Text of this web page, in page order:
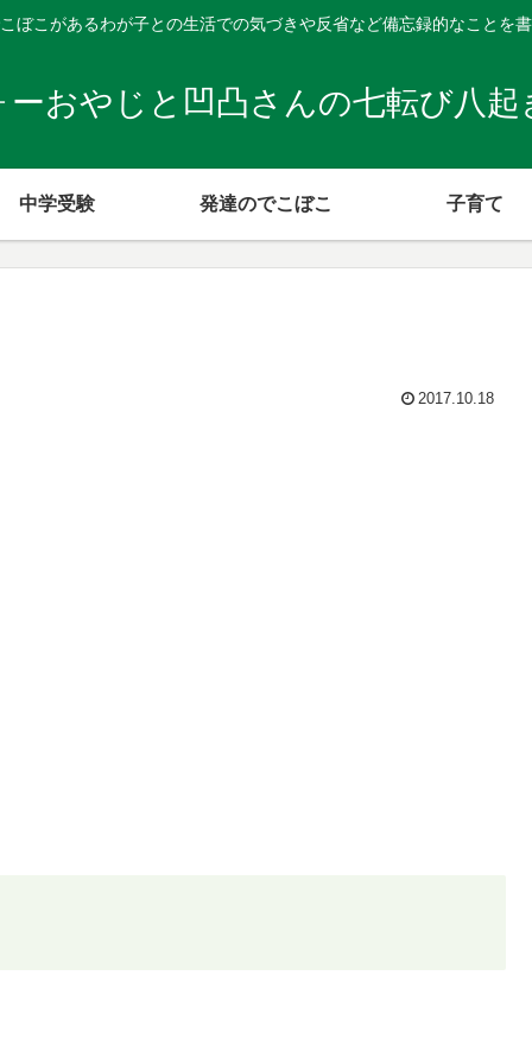
ぼこがあるわが子との生活での気づきや反省など備忘録的なことを書
ーおやじと凹凸さんの七転び八起
中学受験 発達のでこぼこ 子育て
2017.10.18